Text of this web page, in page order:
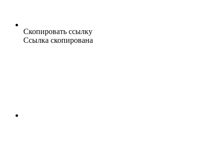
Скопировать ссылку
Ссылка скопирована